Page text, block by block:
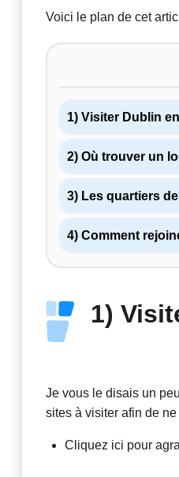
Voici le plan de cet
1) Visiter Dublin
2) Où trouver un
3) Les quartiers
4) Comment
1)
Je vous le disais un
sites à visiter afin de
Cliquez ici pour